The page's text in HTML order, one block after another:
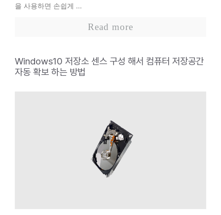
을 사용하면 손쉽게 ...
Read more
Windows10 저장소 센스 구성 해서 컴퓨터 저장공간
자동 확보 하는 방법